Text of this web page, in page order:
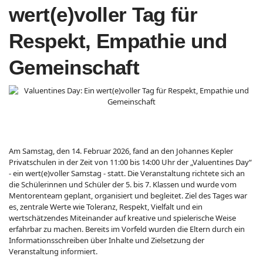
wert(e)voller Tag für
Respekt, Empathie und
Gemeinschaft
Am Samstag, den 14. Februar 2026, fand an den Johannes Kepler
Privatschulen in der Zeit von 11:00 bis 14:00 Uhr der „Valuentines Day“
- ein wert(e)voller Samstag - statt. Die Veranstaltung richtete sich an
die Schülerinnen und Schüler der 5. bis 7. Klassen und wurde vom
Mentorenteam geplant, organisiert und begleitet. Ziel des Tages war
es, zentrale Werte wie Toleranz, Respekt, Vielfalt und ein
wertschätzendes Miteinander auf kreative und spielerische Weise
erfahrbar zu machen. Bereits im Vorfeld wurden die Eltern durch ein
Informationsschreiben über Inhalte und Zielsetzung der
Veranstaltung informiert.